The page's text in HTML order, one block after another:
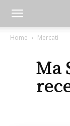
Home Mercati
Ma